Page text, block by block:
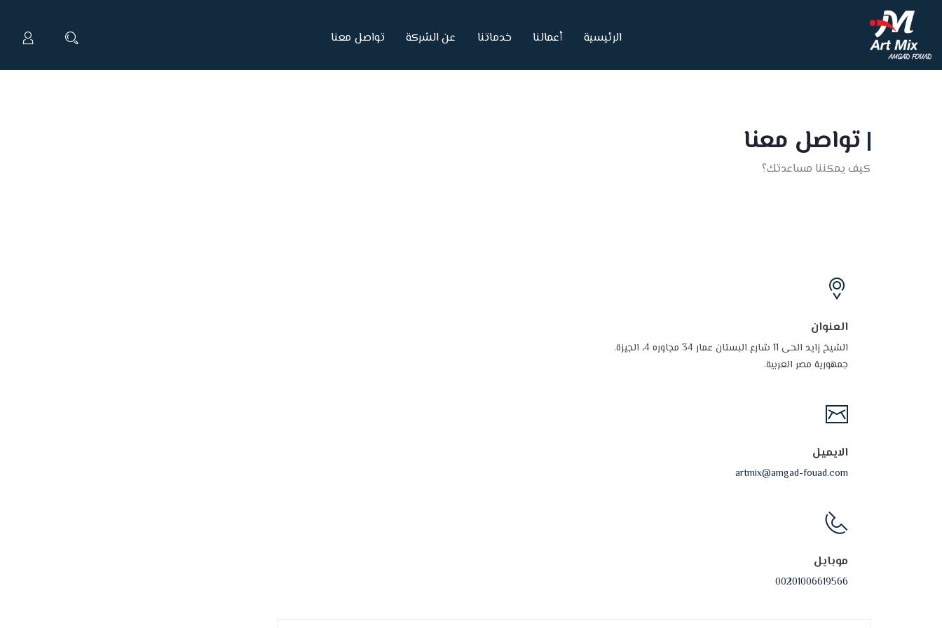
الرئيسية أعمالنا خدماتنا عن الشركة تواصل معنا
تواصل معنا
كيف يمكننا مساعدتك؟
العنوان
الشيخ زايد الحى 11 شارع البستان عمار 34 مجاوره 4، الجيزة.
جمهورية مصر العربية.
الايميل
artmix@amgad-fouad.com
موبايل
00201006619566